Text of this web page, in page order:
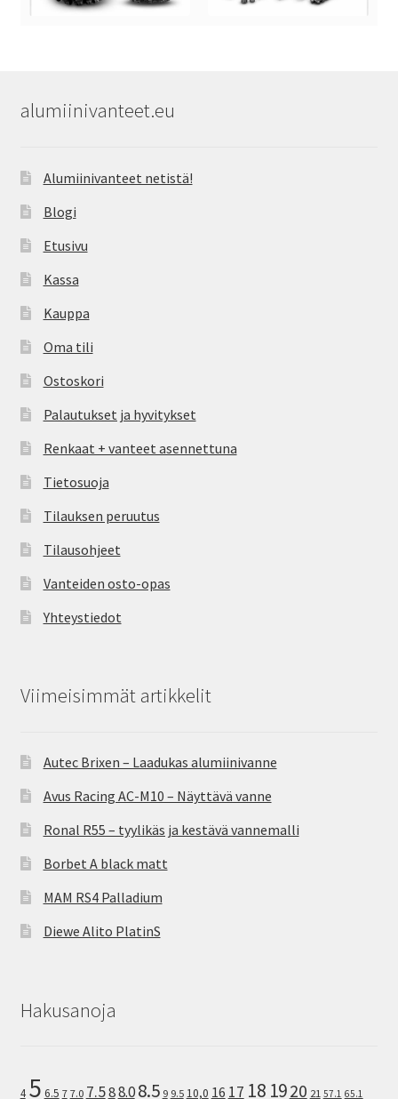
alumiinivanteet.eu
Alumiinivanteet netistä!
Blogi
Etusivu
Kassa
Kauppa
Oma tili
Ostoskori
Palautukset ja hyvitykset
Renkaat + vanteet asennettuna
Tietosuoja
Tilauksen peruutus
Tilausohjeet
Vanteiden osto-opas
Yhteystiedot
Viimeisimmät artikkelit
Autec Brixen – Laadukas alumiinivanne
Avus Racing AC-M10 – Näyttävä vanne
Ronal R55 – tyylikäs ja kestävä vannemalli
Borbet A black matt
MAM RS4 Palladium
Diewe Alito PlatinS
Hakusanoja
4 5 6.5 7 7.0 7.588.08.5 9 9.5 10,0 16 17 18 1920 21 57.1 65.1